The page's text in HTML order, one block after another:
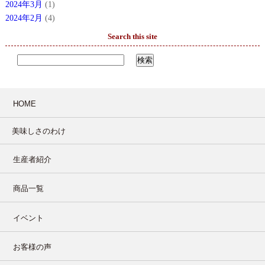
2024年3月 (1)
2024年2月 (4)
Search this site
HOME
美味しさのわけ
生産者紹介
商品一覧
イベント
お客様の声